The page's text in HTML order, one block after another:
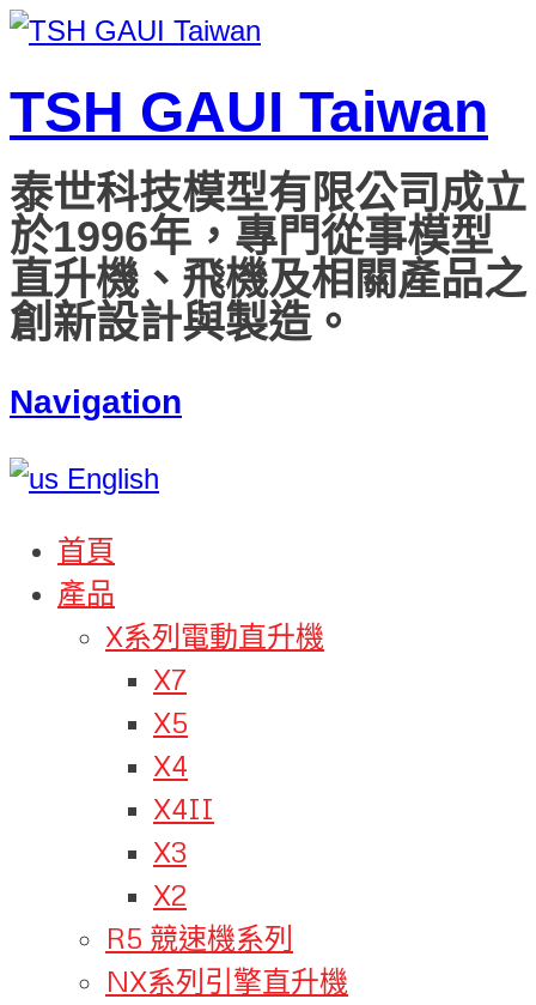
TSH GAUI Taiwan
泰世科技模型有限公司成立
於1996年，專門從事模型
直升機、飛機及相關產品之
創新設計與製造。
Navigation
English
首頁
產品
X系列電動直升機
X7
X5
X4
X4II
X3
X2
R5 競速機系列
NX系列引擎直升機